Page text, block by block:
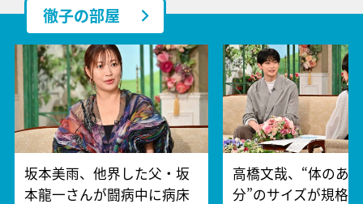
徹子の部屋
坂本美雨、他界した父・坂
本龍一さんが闘病中に病床
高橋文哉、“体のあ
分”のサイズが規格